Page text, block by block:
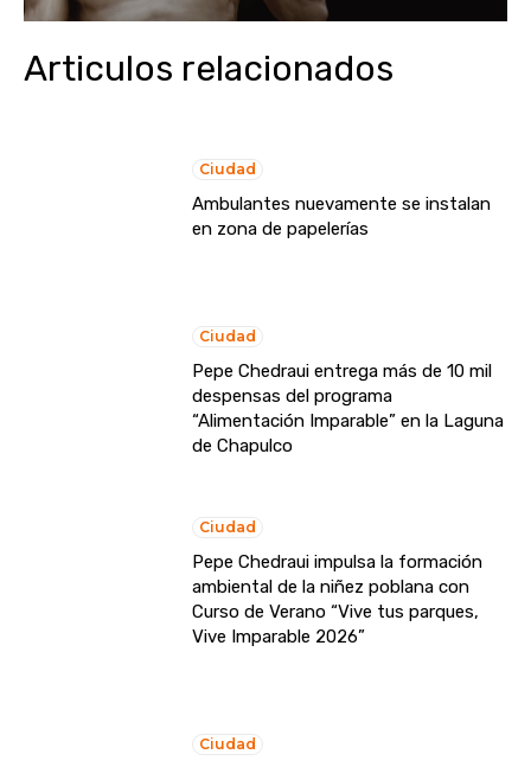
Articulos relacionados
Ciudad
Ambulantes nuevamente se instalan
en zona de papelerías
Ciudad
Pepe Chedraui entrega más de 10 mil
despensas del programa
“Alimentación Imparable” en la Laguna
de Chapulco
Ciudad
Pepe Chedraui impulsa la formación
ambiental de la niñez poblana con
Curso de Verano “Vive tus parques,
Vive Imparable 2026”
Ciudad